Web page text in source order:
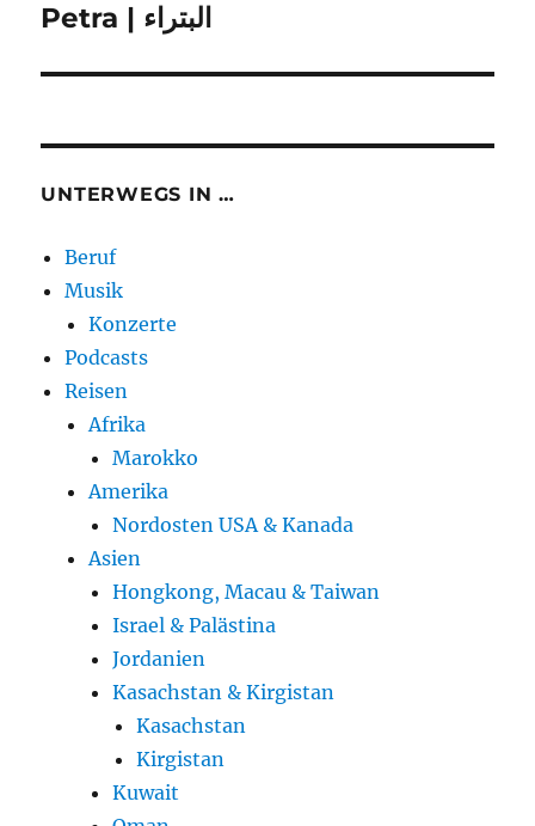
Petra | البتراء
UNTERWEGS IN …
Beruf
Musik
Konzerte
Podcasts
Reisen
Afrika
Marokko
Amerika
Nordosten USA & Kanada
Asien
Hongkong, Macau & Taiwan
Israel & Palästina
Jordanien
Kasachstan & Kirgistan
Kasachstan
Kirgistan
Kuwait